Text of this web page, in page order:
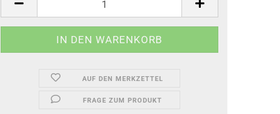
AUF DEN MERKZETTEL
FRAGE ZUM PRODUKT